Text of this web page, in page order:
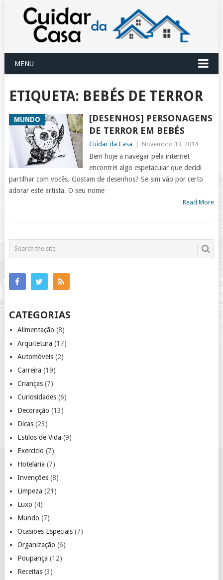
MENU
ETIQUETA: BEBÉS DE TERROR
MUNDO
[DESENHOS] PERSONAGENS
DE TERROR EM BEBÉS
Cuidar da Casa Novembro 13, 2014
Bem hoje a navegar pela internet
encontrei algo espetacular que decidi
partilhar com vocês. Gostam de desenhos? Se sim vão por certo
adorar este artista. O seu nome
Read More
CATEGORIAS
Alimentação (8)
Arquitetura (17)
Automóveis(2)
Carreira (19)
Crianças(7)
Curiosidades(6)
Decoração (13)
Dicas(23)
Estilos de Vida (9)
Exercício (7)
Hotelaria (7)
Invenções(8)
Limpeza (21)
Luxo (4)
Mundo (7)
Ocasiões Especiais(7)
Organização (6)
Poupança (12)
Receitas(3)